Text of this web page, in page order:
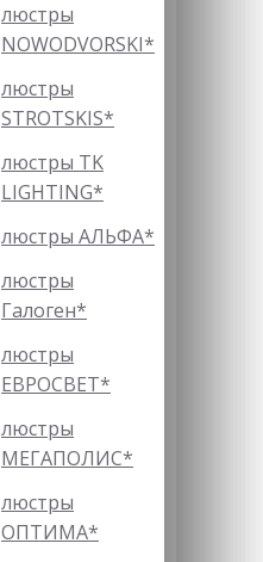
люстры
NOWODVORSKI*
люстры
STROTSKIS*
люстры TK
LIGHTING*
люстры АЛЬФА*
люстры
Галоген*
люстры
ЕВРОСВЕТ*
люстры
МЕГАПОЛИС*
люстры
ОПТИМА*